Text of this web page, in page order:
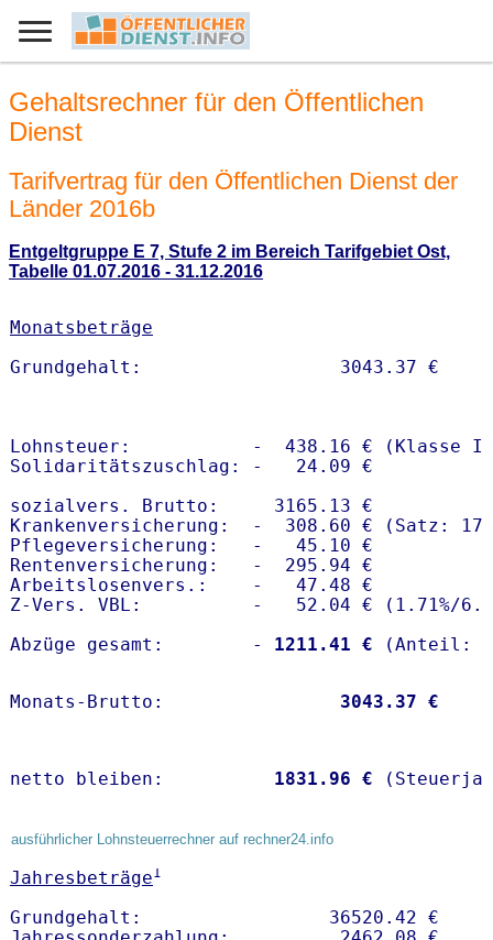
Gehaltsrechner für den Öffentlichen
Dienst
Tarifvertrag für den Öffentlichen Dienst der
Länder 2016b
Entgeltgruppe E 7, Stufe 2 im Bereich Tarifgebiet Ost,
Tabelle 01.07.2016 - 31.12.2016
Monatsbeträge
Lohnsteuer:           -  438.16 € (Klasse I)
Solidaritätszuschlag: -   24.09 €
sozialvers. Brutto:     3165.13 €
Krankenversicherung:  -  308.60 € (Satz:
Pflegeversicherung:   -   45.10 €
Rentenversicherung:   -  295.94 €
Arbeitslosenvers.:    -   47.48 €
Z-Vers. VBL:          -   52.04 € ( 1.71%/
Abzüge gesamt:        -
1211.41 €
Monats-Brutto: 3043.37 €
netto bleiben: 1831.96 €
ausführlicher Lohnsteuerrechner auf rechner24.info
Jahresbeträge1
Grundgehalt:                 36520.42 €